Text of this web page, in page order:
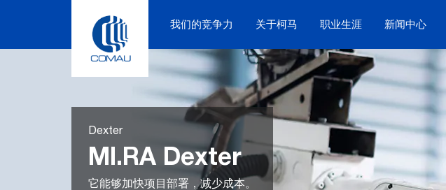
我们的竞争力 关于柯马 职业生涯 新闻中心
Dexter
MI.RA Dexter
它能够加快项目部署，减少成本。